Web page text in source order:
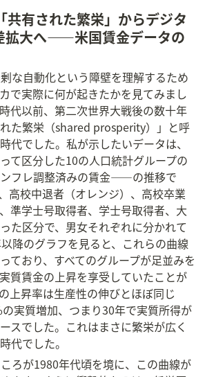
共有された繁栄」からデジタ
拡大へ——米国賃金データの
な自動化という障壁を理解するため
で実際に何が起きたかを見てみまし
代以前、第二次世界大戦後の数十年
た繁栄（shared prosperity）」と呼
代でした。私が示したいデータは、
て区分した10の人口統計グループの
フレ調整済みの賃金——の推移で
高校中退者（オレンジ）、高校卒業
準学士号取得者、学士号取得者、大
た区分で、男女それぞれに分かれて
降のグラフを見ると、これらの曲線
ており、すべてのグループが足並みを
質賃金の上昇を享受していたことが
上昇率は生産性の伸びとほぼ同じ
実質増加、つまり30年で実質所得が
スでした。これはまさに繁栄が広く
代でした。
ろが1980年代頃を境に、この曲線が